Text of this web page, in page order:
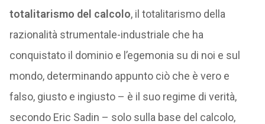
totalitarismo del calcolo, il totalitarismo della
razionalità strumentale-industriale che ha
conquistato il dominio e l’egemonia su di noi e sul
mondo, determinando appunto ciò che è vero e
falso, giusto e ingiusto – è il suo regime di verità,
secondo Eric Sadin – solo sulla base del calcolo,